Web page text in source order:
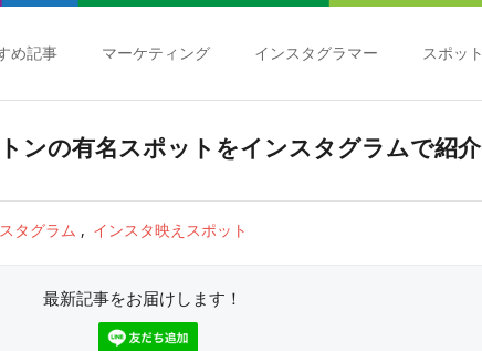
め記事 マーケティング インスタグラマー スポット
ンの有名スポットをインスタグラムで紹介
タグラム インスタ映えスポット
最新記事をお届けします！